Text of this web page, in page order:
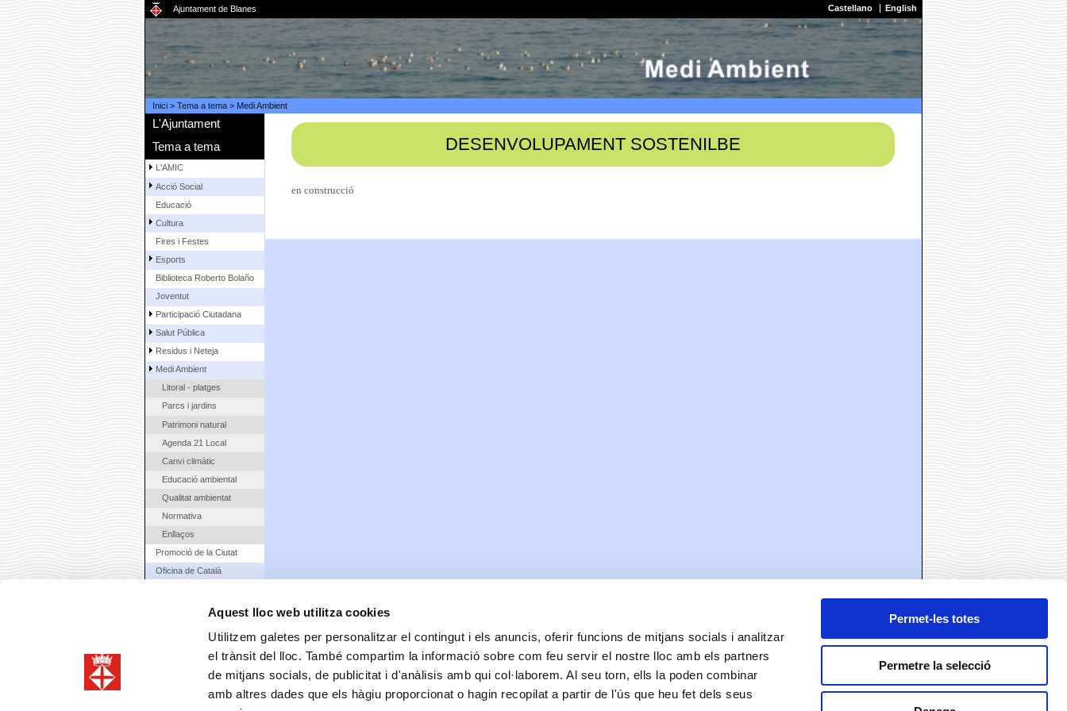
Aquest lloc web utilitza cookies
Utilitzem galetes per personalitzar el contingut i els anuncis, oferir funcions de mitjans socials i analitzar
el trànsit del lloc. També compartim la informació sobre com feu servir el nostre lloc amb els partners
de mitjans socials, de publicitat i d'anàlisis amb qui col·laborem. Al seu torn, ells la poden combinar
amb altres dades que els hàgiu proporcionat o hagin recopilat a partir de l'ús que heu fet dels seus
Permet-les totes
Permetre la selecció
Ajuntament de Blanes Castellano English
Inici> Tema a tema> Medi Ambient
L'Ajuntament
Tema a tema
L'AMIC
Acció Social
Educació
Cultura
Fires i Festes
Esports
Biblioteca Roberto Bolaño
Joventut
Participació Ciutadana
Salut Pública
Residus i Neteja
Medi Ambient
Litoral - platges
Parcs i jardins
Patrimoni natural
Agenda 21 Local
Canvi climàtic
Educació ambiental
Qualitat ambientat
Normativa
Enllaços
Promoció de la Ciutat
Oficina de Català
Arxiu Municipal
Àrea Econòmica
Contractació municipal
DESENVOLUPAMENT SOSTENILBE
en construcció